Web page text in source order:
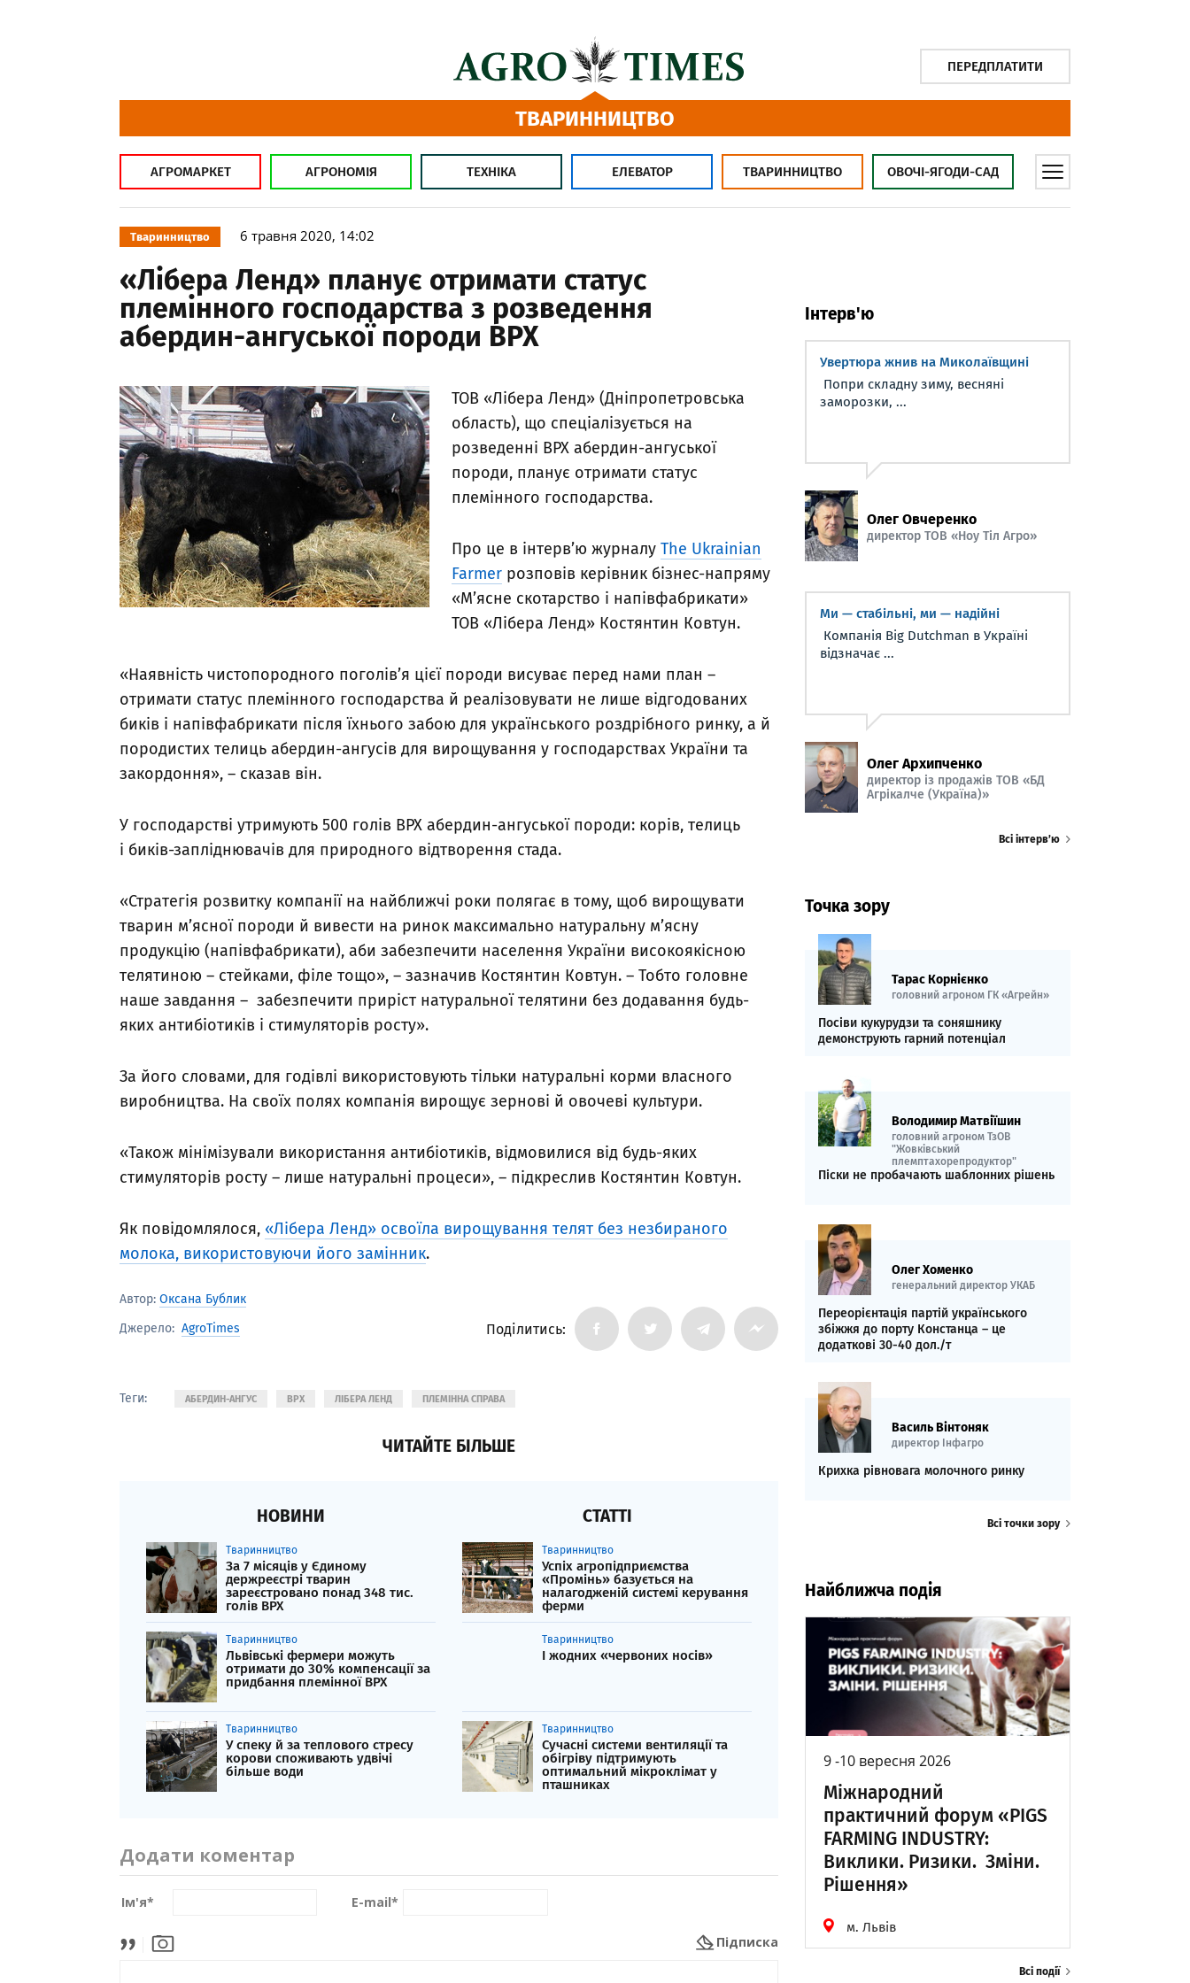
ПЕРЕДПЛАТИТИ
ТВАРИННИЦТВО
АГРОМАРКЕТ АГРОНОМІЯ ТЕХНІКА ЕЛЕВАТОР ТВАРИННИЦТВО ОВОЧІ-ЯГОДИ-САД
Тваринництво 6 травня 2020, 14:02
«Лібера Ленд» планує отримати статус
племінного господарства з розведення
абердин-ангуської породи ВРХ
ТОВ «Лібера Ленд» (Дніпропетровська
область), що спеціалізується на
розведенні ВРХ абердин-ангуської
породи, планує отримати статус
племінного господарства.
Про це в інтерв’ю журналу The Ukrainian
Farmer розповів керівник бізнес-напряму
«М’ясне скотарство і напівфабрикати»
ТОВ «Лібера Ленд» Костянтин Ковтун.
«Наявність чистопородного поголів’я цієї породи висуває перед нами план –
отримати статус племінного господарства й реалізовувати не лише відгодованих
биків і напівфабрикати після їхнього забою для українського роздрібного ринку, а й
породистих телиць абердин-ангусів для вирощування у господарствах України та
закордоння», – сказав він.
У господарстві утримують 500 голів ВРХ абердин-ангуської породи: корів, телиць
і биків-запліднювачів для природного відтворення стада.
«Стратегія розвитку компанії на найближчі роки полягає в тому, щоб вирощувати
тварин м’ясної породи й вивести на ринок максимально натуральну м’ясну
продукцію (напівфабрикати), аби забезпечити населення України високоякісною
телятиною – стейками, філе тощо», – зазначив Костянтин Ковтун. – Тобто головне
наше завдання – забезпечити приріст натуральної телятини без додавання будь-
яких антибіотиків і стимуляторів росту».
За його словами, для годівлі використовують тільки натуральні корми власного
виробництва. На своїх полях компанія вирощує зернові й овочеві культури.
«Також мінімізували використання антибіотиків, відмовилися від будь-яких
стимуляторів росту – лише натуральні процеси», – підкреслив Костянтин Ковтун.
Як повідомлялося, «Лібера Ленд» освоїла вирощування телят без незбираного
молока, використовуючи його замінник.
Автор: Оксана Бублик
Джерело: AgroTimes Поділитись:
Теги: АБЕРДИН-АНГУС ВРХ ЛІБЕРА ЛЕНД ПЛЕМІННА СПРАВА
ЧИТАЙТЕ БІЛЬШЕ
НОВИНИ
Тваринництво
За 7 місяців у Єдиному
держреєстрі тварин
зареєстровано понад 348 тис.
голів ВРХ
Тваринництво
Львівські фермери можуть
отримати до 30% компенсації за
придбання племінної ВРХ
Тваринництво
У спеку й за теплового стресу
корови споживають удвічі
більше води
СТАТТІ
Тваринництво
Успіх агропідприємства
«Промінь» базується на
налагодженій системі керування
ферми
Тваринництво
І жодних «червоних носів»
Тваринництво
Сучасні системи вентиляції та
обігріву підтримують
оптимальний мікроклімат у
пташниках
Додати коментар
Ім'я* E-mail*
Підписка
Інтерв'ю
Увертюра жнив на Миколаївщині
Попри складну зиму, весняні
заморозки, ...
Олег Овчеренко
директор ТОВ «Ноу Тіл Агро»
Ми — стабільні, ми — надійні
Компанія Big Dutchman в Україні
відзначає ...
Олег Архипченко
директор із продажів ТОВ «БД
Агрікалче (Україна)»
Всі інтерв’ю
Точка зору
Тарас Корнієнко
головний агроном ГК «Агрейн»
Посіви кукурудзи та соняшнику
демонструють гарний потенціал
Володимир Матвіїшин
головний агроном ТзОВ
"Жовківський
племптахорепродуктор"
Піски не пробачають шаблонних рішень
Олег Хоменко
генеральний директор УКАБ
Переорієнтація партій українського
збіжжя до порту Констанца – це
додаткові 30-40 дол./т
Василь Вінтоняк
директор Інфагро
Крихка рівновага молочного ринку
Всі точки зору
Найближча подія
9 -10 вересня 2026
Міжнародний
практичний форум «PIGS
FARMING INDUSTRY:
Виклики. Ризики. Зміни.
Рішення»
м. Львів
Всі події